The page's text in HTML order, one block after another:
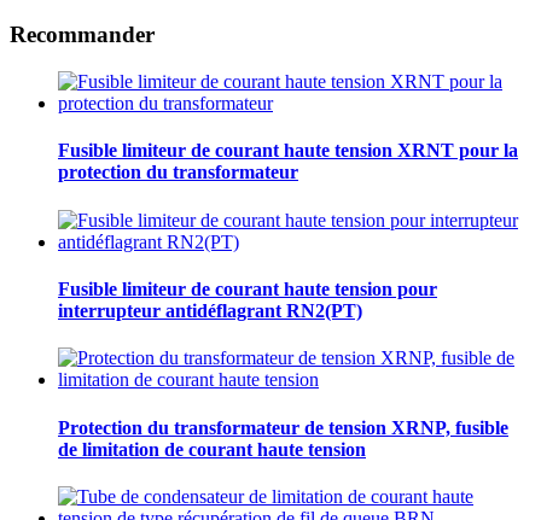
Recommander
Fusible limiteur de courant haute tension XRNT pour la
protection du transformateur
Fusible limiteur de courant haute tension pour
interrupteur antidéflagrant RN2(PT)
Protection du transformateur de tension XRNP, fusible
de limitation de courant haute tension